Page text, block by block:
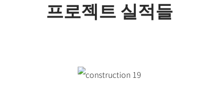
프로젝트 실적들